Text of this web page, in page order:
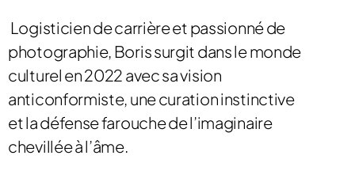
Logisticien de carrière et passionné de
photographie, Boris surgit dans le monde
culturel en 2022 avec sa vision
anticonformiste, une curation instinctive
et la défense farouche de l’imaginaire
chevillée à l’âme.